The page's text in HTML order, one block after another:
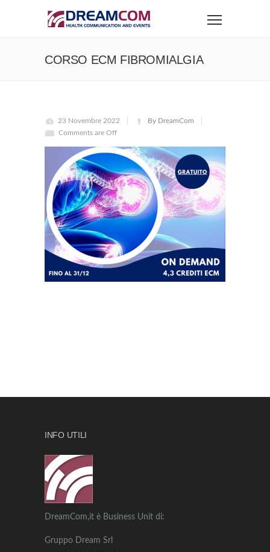
CORSO ECM FIBROMIALGIA
23 Novembre 2022
By DreamCom
Comments are Off
INFO UTILI
DreamCom,it è Business Unit di:
Gruppo Dream Srl